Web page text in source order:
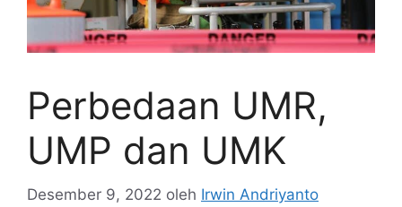
Perbedaan UMR,
UMP dan UMK
Desember 9, 2022 oleh Irwin Andriyanto